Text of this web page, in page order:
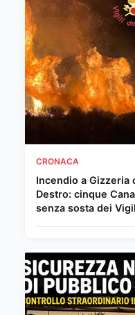
CRONACA
Incendio a Gizzeria
Destro: cinque
senza sosta dei